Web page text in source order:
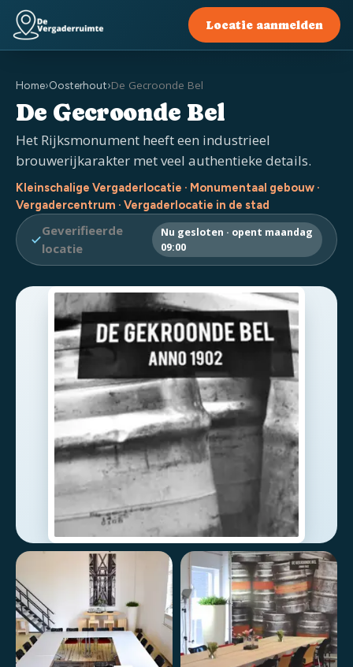
Locatie aanmelden
Home›Oosterhout›De Gecroonde Bel
De Gecroonde Bel
Het Rijksmonument heeft een industrieel
brouwerijkarakter met veel authentieke details.
Kleinschalige Vergaderlocatie · Monumentaal gebouw ·
Vergadercentrum · Vergaderlocatie in de stad
Geverifieerde
locatie
Nu gesloten · opent maandag
09:00